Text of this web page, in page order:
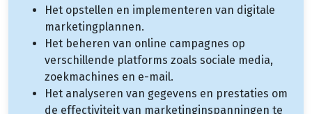
Het opstellen en implementeren van digitale
marketingplannen.
Het beheren van online campagnes op
verschillende platforms zoals sociale media,
zoekmachines en e-mail.
Het analyseren van gegevens en prestaties om
de effectiviteit van marketinginspanningen te